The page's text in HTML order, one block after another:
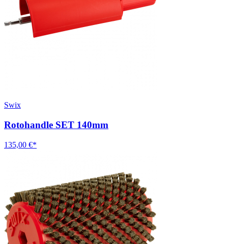
Swix
Rotohandle SET 140mm
135,00 €*